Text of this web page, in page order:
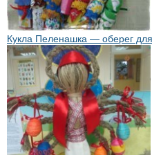
Кукла Пеленашка — оберег